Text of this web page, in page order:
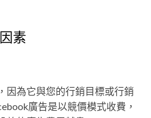
素
因為它與您的行銷目標或行銷
廣告是以競價模式收費，